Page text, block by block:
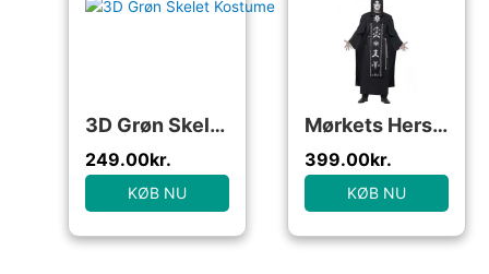
3D Grøn Skelet Kostume
249.00kr.
KØB NU
Mørkets Hersker Kostume
399.00kr.
KØB NU